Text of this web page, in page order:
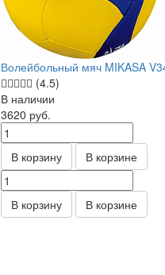
Волейбольный мяч MIKASA
(4.5)
В наличии
3620 руб.
В корзину В корзине
В корзину В корзине